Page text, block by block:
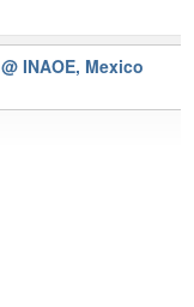
@ INAOE, Mexico